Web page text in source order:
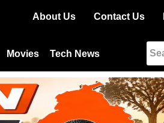
About Us Contact Us
Movies Tech News